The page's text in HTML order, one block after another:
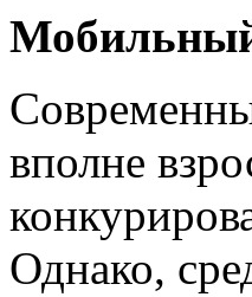
вполне
Однако,